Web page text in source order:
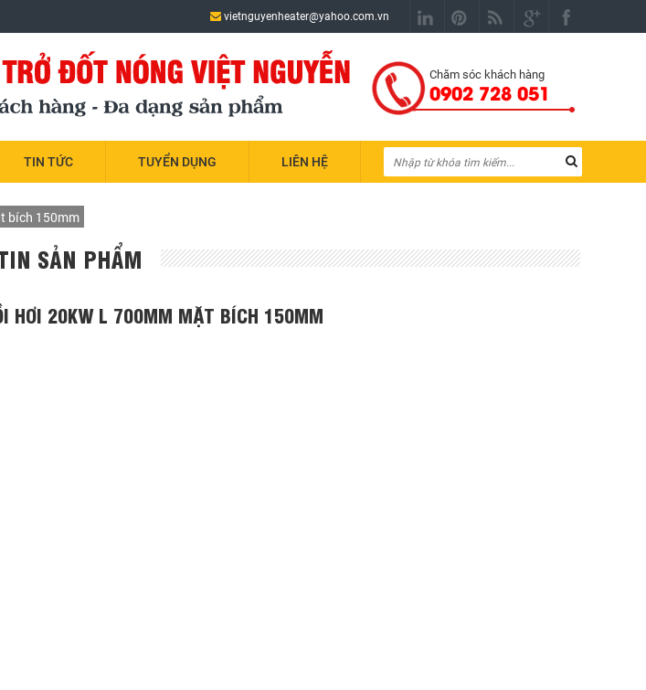
vietnguyenheater@yahoo.com.vn
Chăm sóc khách hàng
0902 728 051
TIN TỨC TUYỂN DỤNG LIÊN HỆ
bích 150mm
SẢN PHẨM
HƠI 20KW L 700MM MẶT BÍCH 150MM